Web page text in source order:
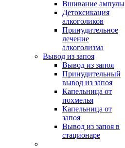
Вшивание ампулы
Детоксикация
алкоголиков
Принудительное
лечение
алкоголизма
Вывод из запоя
Вывод из запоя
Принудительный
вывод из запоя
Капельница от
похмелья
Капельница от
запоя
Вывод из запоя в
стационаре